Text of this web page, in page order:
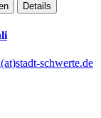
Details
schwerte.de